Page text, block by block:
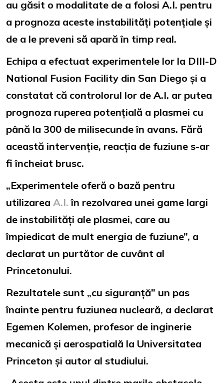
au găsit o modalitate de a folosi A.I. pentru
a prognoza aceste instabilități potențiale și
de a le preveni să apară în timp real.
Echipa a efectuat experimentele lor la DIII-D
National Fusion Facility din San Diego și a
constatat că controlorul lor de A.I. ar putea
prognoza ruperea potențială a plasmei cu
până la 300 de milisecunde în avans. Fără
această intervenție, reacția de fuziune s-ar
fi încheiat brusc.
„Experimentele oferă o bază pentru
utilizarea A.I.în rezolvarea unei game largi
de instabilități ale plasmei, care au
împiedicat de mult energia de fuziune”, a
declarat un purtător de cuvânt al
Princetonului.
Rezultatele sunt „cu siguranță” un pas
înainte pentru fuziunea nucleară, a declarat
Egemen Kolemen, profesor de inginerie
mecanică și aerospatială la Universitatea
Princeton și autor al studiului.